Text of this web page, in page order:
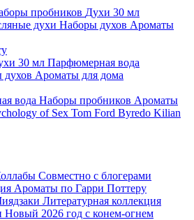
пробников Духи 30 мл
духи Наборы духов Ароматы
30 мл Парфюмерная вода
Ароматы для дома
вода Наборы пробников Ароматы
of Sex Tom Ford Byredo Kilian
Совместно с блогерами
Ароматы по Гарри Поттеру
Литературная коллекция
Новый 2026 год с конем-огнем